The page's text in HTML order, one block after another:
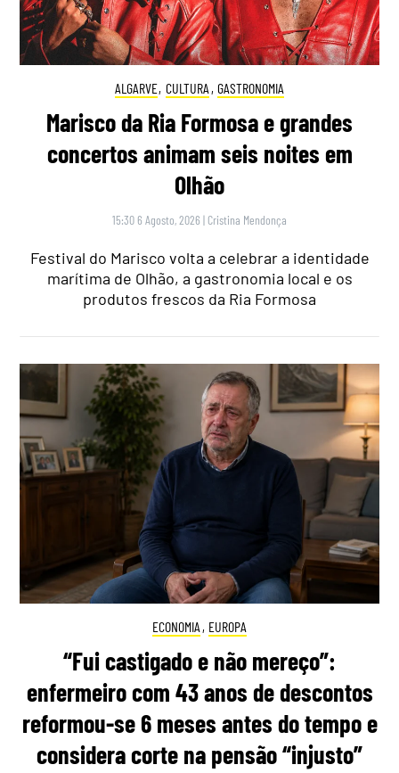
ALGARVE, CULTURA , GASTRONOMIA
Marisco da Ria Formosa e grandes
concertos animam seis noites em
Olhão
15:30 6 Agosto, 2026 | Cristina Mendonça
Festival do Marisco volta a celebrar a identidade
marítima de Olhão, a gastronomia local e os
produtos frescos da Ria Formosa
ECONOMIA , EUROPA
“Fui castigado e não mereço”:
enfermeiro com 43 anos de descontos
reformou-se 6 meses antes do tempo e
considera corte na pensão “injusto”